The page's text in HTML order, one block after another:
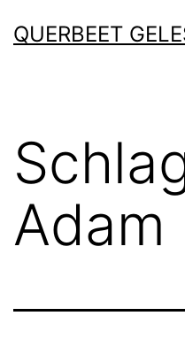
Inhalt
QUERBEET
Adam